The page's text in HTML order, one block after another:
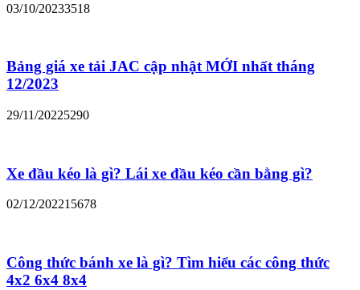
03/10/20233518
Bảng giá xe tải JAC cập nhật MỚI nhất tháng
12/2023
29/11/20225290
Xe đầu kéo là gì? Lái xe đầu kéo cần bằng gì?
02/12/202215678
Công thức bánh xe là gì? Tìm hiểu các công thức
4x2 6x4 8x4